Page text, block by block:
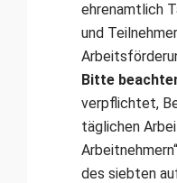
ehrenamtlich
und
Bitte
verpflichtet,
täglichen
des siebten